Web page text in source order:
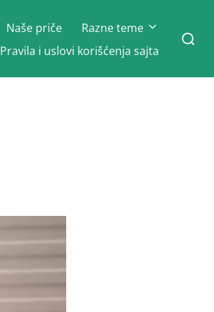
Naše priče
Razne teme
Pravila i uslovi korišćenja sajta
Search
for: